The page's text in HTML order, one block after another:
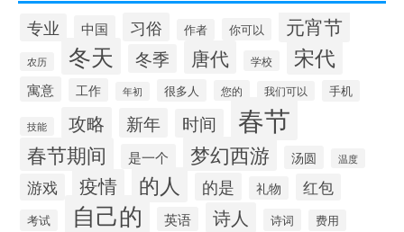
专业 中国 习俗 作者 你可以 元宵节
农历 冬天 冬季 唐代 学校 宋代
寓意 工作 年初 很多人 您的 我们可以 手机
技能 攻略 新年 时间 春节
春节期间 是一个 梦幻西游 汤圆 温度
游戏 疫情 的人 的是 礼物 红包
考试 自己的 英语 诗人 诗词 费用